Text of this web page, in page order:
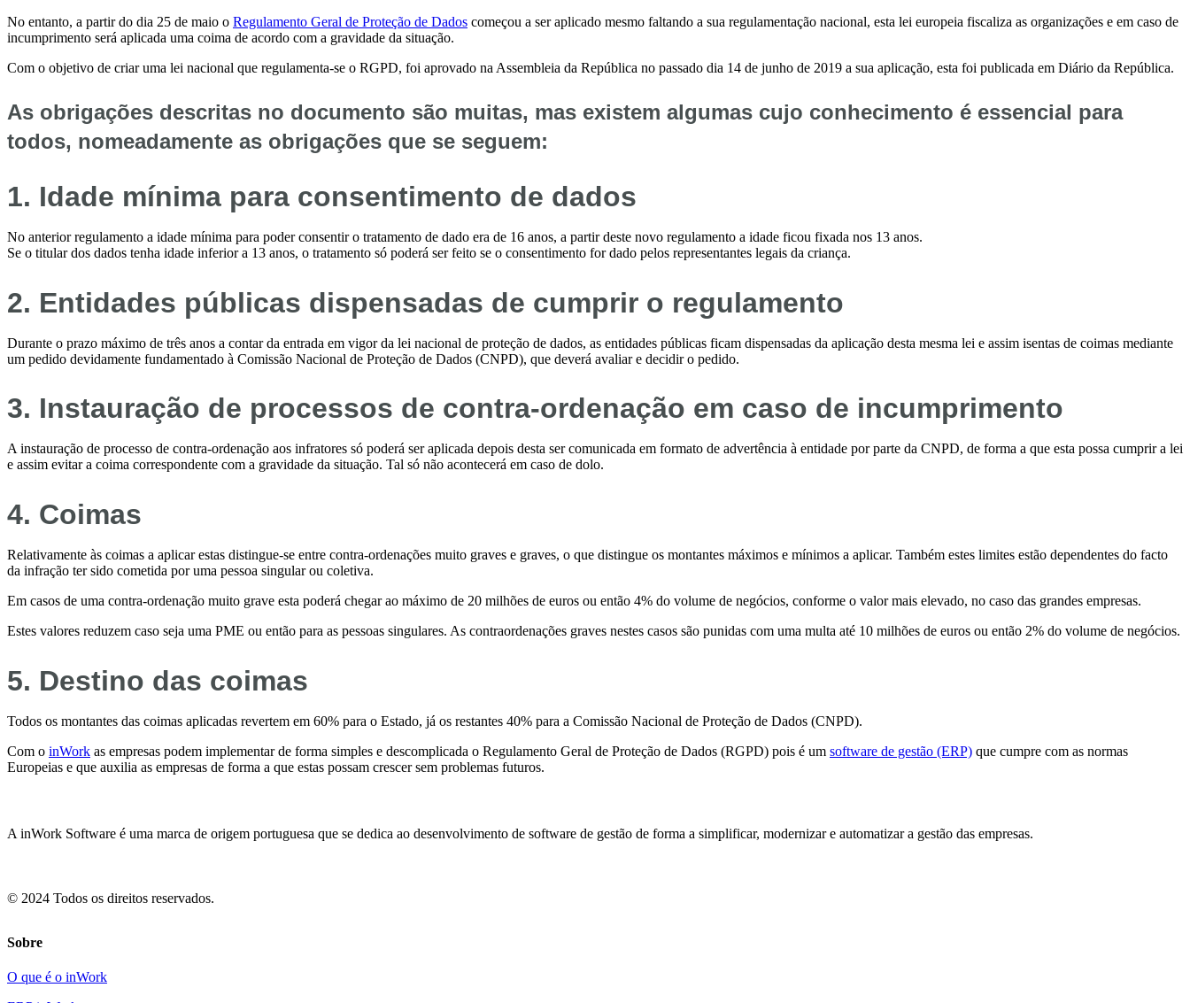
No entanto, a partir do dia 25 de maio o Regulamento Geral de Proteção de Dados começou a ser aplicado mesmo faltando a sua regulamentação nacional, esta lei europeia fiscaliza as organizações e em caso de
incumprimento será aplicada uma coima de acordo com a gravidade da situação.
Com o objetivo de criar uma lei nacional que regulamenta-se o RGPD, foi aprovado na Assembleia da República no passado dia 14 de junho de 2019 a sua aplicação, esta foi publicada em Diário da República.
As obrigações descritas no documento são muitas, mas existem algumas cujo conhecimento é essencial para
todos, nomeadamente as obrigações que se seguem:
1. Idade mínima para consentimento de dados
No anterior regulamento a idade mínima para poder consentir o tratamento de dado era de 16 anos, a partir deste novo regulamento a idade ficou fixada nos 13 anos.
Se o titular dos dados tenha idade inferior a 13 anos, o tratamento só poderá ser feito se o consentimento for dado pelos representantes legais da criança.
2. Entidades públicas dispensadas de cumprir o regulamento
Durante o prazo máximo de três anos a contar da entrada em vigor da lei nacional de proteção de dados, as entidades públicas ficam dispensadas da aplicação desta mesma lei e assim isentas de coimas mediante
um pedido devidamente fundamentado à Comissão Nacional de Proteção de Dados (CNPD), que deverá avaliar e decidir o pedido.
3. Instauração de processos de contra-ordenação em caso de incumprimento
A instauração de processo de contra-ordenação aos infratores só poderá ser aplicada depois desta ser comunicada em formato de advertência à entidade por parte da CNPD, de forma a que esta possa cumprir a lei
e assim evitar a coima correspondente com a gravidade da situação. Tal só não acontecerá em caso de dolo.
4. Coimas
Relativamente às coimas a aplicar estas distingue-se entre contra-ordenações muito graves e graves, o que distingue os montantes máximos e mínimos a aplicar. Também estes limites estão dependentes do facto
da infração ter sido cometida por uma pessoa singular ou coletiva.
Em casos de uma contra-ordenação muito grave esta poderá chegar ao máximo de 20 milhões de euros ou então 4% do volume de negócios, conforme o valor mais elevado, no caso das grandes empresas.
Estes valores reduzem caso seja uma PME ou então para as pessoas singulares. As contraordenações graves nestes casos são punidas com uma multa até 10 milhões de euros ou então 2% do volume de negócios.
5. Destino das coimas
Todos os montantes das coimas aplicadas revertem em 60% para o Estado, já os restantes 40% para a Comissão Nacional de Proteção de Dados (CNPD).
Com o inWork as empresas podem implementar de forma simples e descomplicada o Regulamento Geral de Proteção de Dados (RGPD) pois é um software de gestão (ERP) que cumpre com as normas
Europeias e que auxilia as empresas de forma a que estas possam crescer sem problemas futuros.
A inWork Software é uma marca de origem portuguesa que se dedica ao desenvolvimento de software de gestão de forma a simplificar, modernizar e automatizar a gestão das empresas.
© 2024 Todos os direitos reservados.
Sobre
O que é o inWork